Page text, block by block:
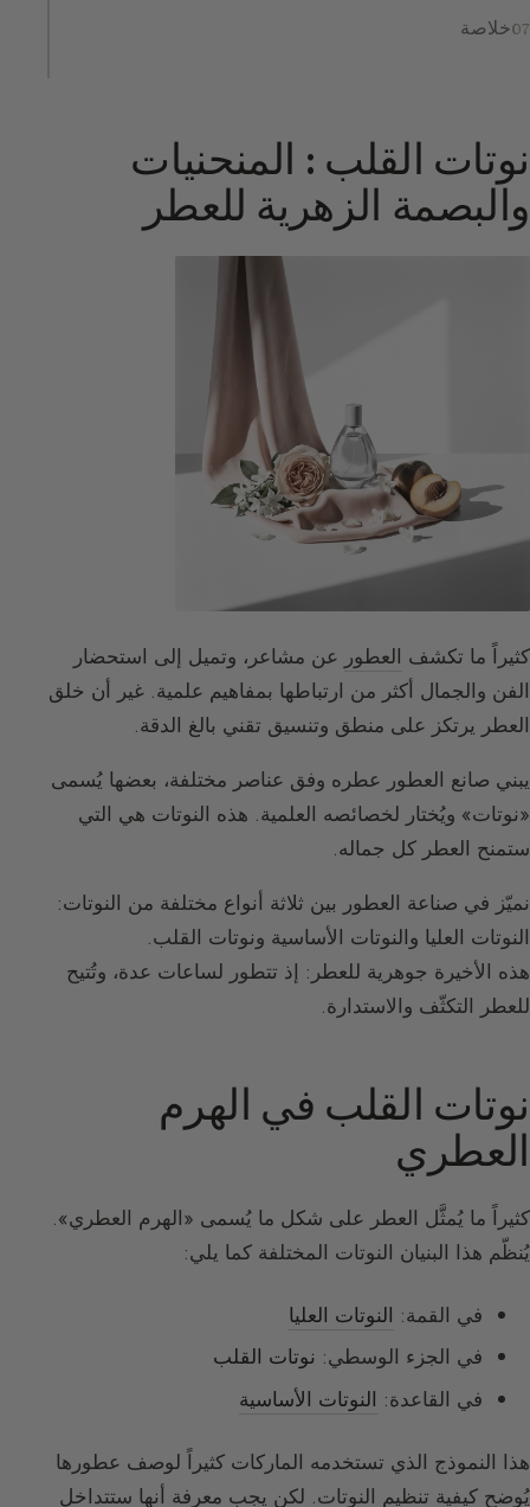
خلاصة
نوتات القلب : المنحنيات
والبصمة الزهرية للعطر
كثيراً ما تكشف العطور عن مشاعر، وتميل إلى استحضار
الفن والجمال أكثر من ارتباطها بمفاهيم علمية. غير أن خلق
العطر يرتكز على منطق وتنسيق تقني بالغ الدقة.
يبني صانع العطور عطره وفق عناصر مختلفة، بعضها يُسمى
«نوتات» ويُختار لخصائصه العلمية. هذه النوتات هي التي
ستمنح العطر كل جماله.
نميّز في صناعة العطور بين ثلاثة أنواع مختلفة من النوتات:
النوتات العليا والنوتات الأساسية ونوتات القلب.
هذه الأخيرة جوهرية للعطر: إذ تتطور لساعات عدة، وتُتيح
للعطر التكثّف والاستدارة.
نوتات القلب في الهرم
العطري
كثيراً ما يُمثَّل العطر على شكل ما يُسمى «الهرم العطري».
يُنظّم هذا البنيان النوتات المختلفة كما يلي:
في القمة: النوتات العليا
في الجزء الوسطي: نوتات القلب
في القاعدة: النوتات الأساسية
هذا النموذج الذي تستخدمه الماركات كثيراً لوصف عطورها
يُوضح كيفية تنظيم النوتات. لكن يجب معرفة أنها ستتداخل